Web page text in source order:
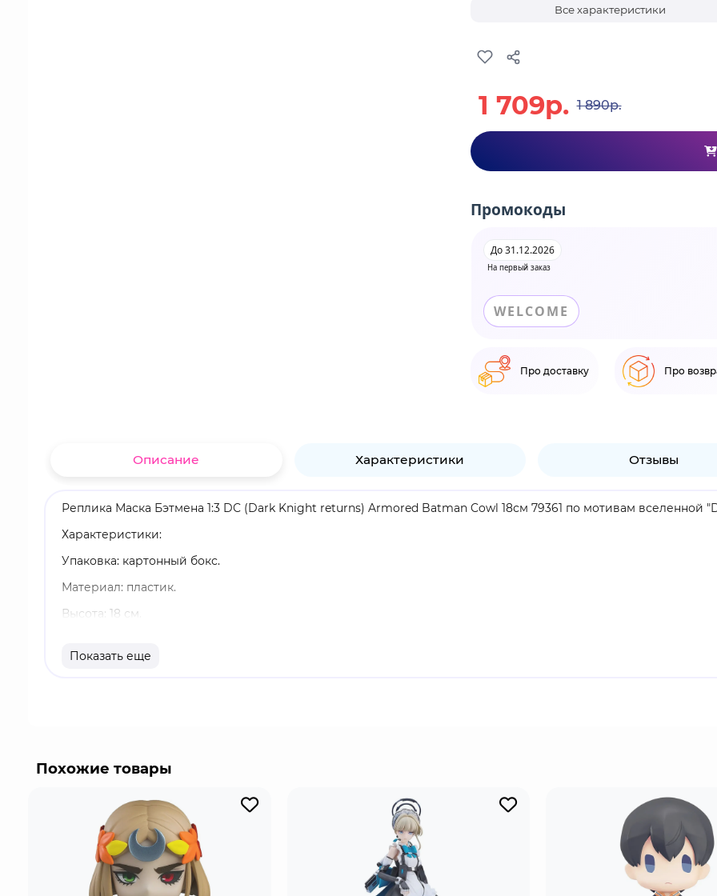
Все характеристики
1 709р. 1 890р.
Промокоды
На первый заказ
До 31.12.2026
WELCOME
Про доставку Про
Описание Характеристики Отзывы
Реплика Маска Бэтмена 1:3 DC (Dark Knight returns) Armored Batman Cowl 18см 79361 по мотивам вселенной
Характеристики:
Упаковка: картонный бокс.
Материал: пластик.
Высота: 18 см.
Оригинальный и официально лицензированный продукт.
Показать еще
Похожие товары